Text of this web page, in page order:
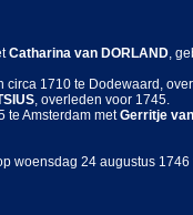
Catharina van DORLAND,
circa 1710 te Dodewaard,
, overleden voor 1745.
te Amsterdam metGerritje
woensdag 24 augustus 1746